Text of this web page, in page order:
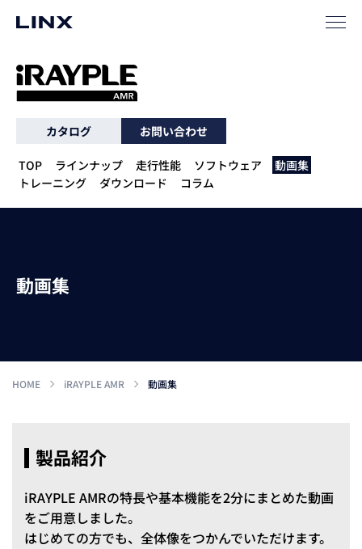
新卒採用 中途 採用
カタログ お問い合わせ
TOP ラインナップ 走行性能 ソフトウェア
動画集
トレーニング
ダウンロード コラム
動画集
HOME iRAYPLE AMR 動画集
製品紹介
iRAYPLE AMRの特長や基本機能を2分にまとめた動画
をご用意しました。
はじめての方でも、全体像をつかんでいただけます。